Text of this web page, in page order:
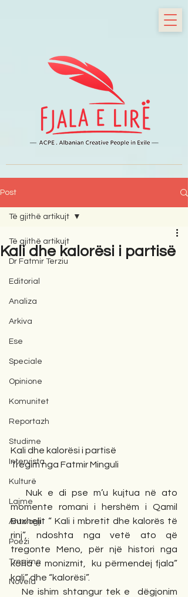
Post
Të gjithë artikujt
Dr Fatmir Terziu
Editorial
Analiza
Arkiva
Ese
Speciale
Opinione
Komunitet
Reportazh
Studime
Intervista
Kulturë
Lajme
Antologji
Poezi
Tregime
Novela
Të gjithë artikujt
Kali dhe kalorësi i partisë
Kali dhe kalorësi i partisë
Tregim nga Fatmir Minguli
   Nuk e di pse m’u kujtua në ato
momente romani i hershëm i Qamil
Buxhelit “ Kali i mbretit dhe kalorës të
rinj”, ndoshta nga vetë ato që
tregonte Meno, për një histori nga
koha e monizmit,  ku përmendej fjala”
kali” dhe “kalorësi”.